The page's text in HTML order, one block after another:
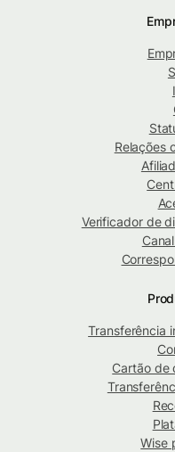
Relações
Verificador de
Transferência
Cartão de
Wise